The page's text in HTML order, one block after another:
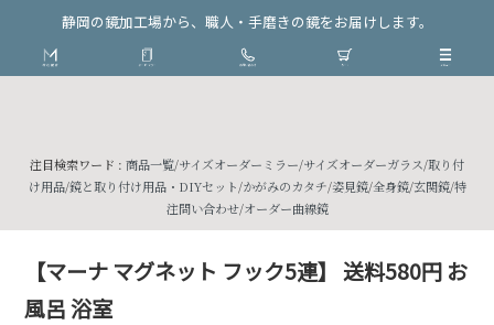
静岡の鏡加工場から、職人・手磨きの鏡をお届けします。
注目検索ワード : 商品一覧/サイズオーダーミラー/サイズオーダーガラス/取り付
け用品/鏡と取り付け用品・DIYセット/かがみのカタチ/姿見鏡/全身鏡/玄関鏡/特
注問い合わせ/オーダー曲線鏡
【マーナ マグネット フック5連】 送料580円 お
風呂 浴室